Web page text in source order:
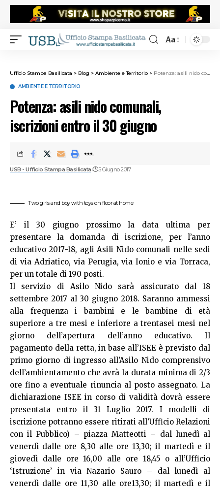
Aa
Ufficio Stampa Basilicata > Blog > Ambiente e Territorio > Potenza: asili nido comunali, iscrizioni entro il 30 giugno
AMBIENTE E TERRITORIO
Potenza: asili nido comunali,
iscrizioni entro il 30 giugno
USB - Ufficio Stampa Basilicata 5 Giugno 2017
Two girls and boy with toys on floor at home
E’ il 30 giugno prossimo la data ultima per
presentare la domanda di iscrizione, per l’anno
educativo 2017-18, agli Asili Nido comunali nelle sedi
di via Adriatico, via Perugia, via Ionio e via Torraca,
per un totale di 190 posti.
Il servizio di Asilo Nido sarà assicurato dal 18
settembre 2017 al 30 giugno 2018. Saranno ammessi
alla frequenza i bambini e le bambine di età
superiore a tre mesi e inferiore a trentasei mesi nel
giorno dell’apertura dell’anno educativo. Il
pagamento della retta, in base all’ISEE è previsto dal
primo giorno di ingresso all’Asilo Nido comprensivo
dell’ambientamento che avrà la durata minima di 2/3
ore fino a eventuale rinuncia al posto assegnato. La
dichiarazione ISEE in corso di validità dovrà essere
presentata entro il 31 Luglio 2017. I modelli di
iscrizione potranno essere ritirati all’Ufficio Relazioni
con il Pubblico) – piazza Matteotti – dal lunedì al
venerdì dalle ore 8,30 alle ore 13,30; il martedì e il
giovedì dalle ore 16,00 alle ore 18,45 o all’Ufficio
‘Istruzione’ in via Nazario Sauro – dal lunedì al
venerdì dalle ore 11,30 alle ore13,30; il martedì e il